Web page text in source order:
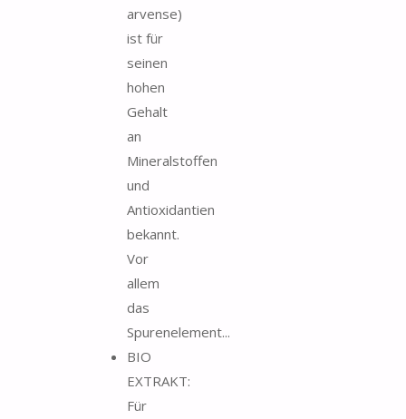
arvense)
ist für
seinen
hohen
Gehalt
an
Mineralstoffen
und
Antioxidantien
bekannt.
Vor
allem
das
Spurenelement...
BIO
EXTRAKT:
Für